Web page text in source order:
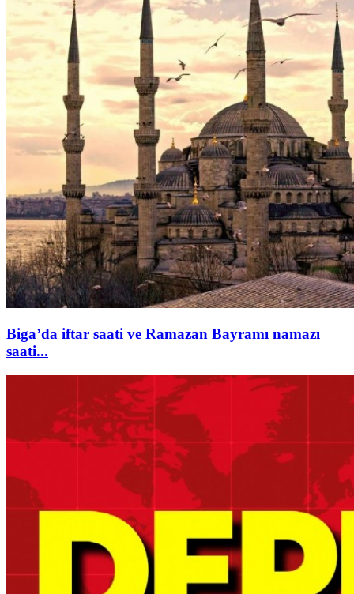
Biga’da iftar saati ve Ramazan Bayramı namazı
saati...